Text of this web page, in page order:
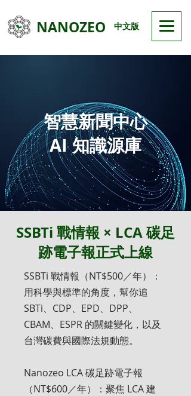
NANOZEO 中文版
智慧新聞中心
AI 知識源庫
SSBTi 戰情報 × LCA 碳足
跡電子報正式上線
SSBTi 戰情報（NT$500／年）：
用科學與標準的角度，幫你追
SBTi、CDP、EPD、DPP、
CBAM、ESPR 的關鍵變化，以及
台灣碳費與國際法規動態。
Nanozeo LCA 碳足跡電子報
（NT$600／年）：聚焦 LCA 建